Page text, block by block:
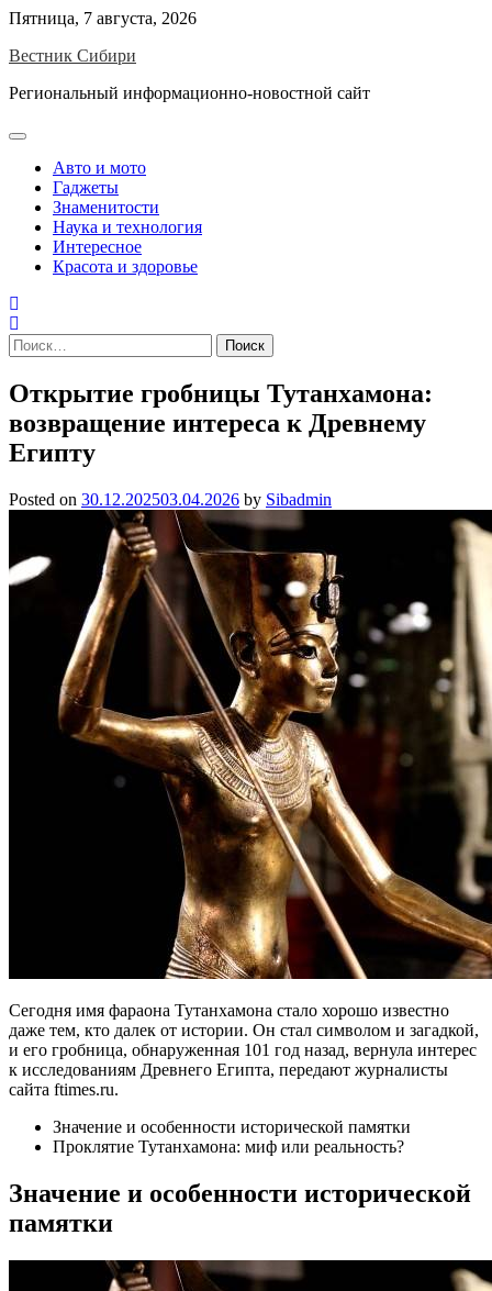
Skip
content
Пятница, 7 августа, 2026
Вестник Сибири
Региональный информационно-новостной сайт
Авто и мото
Гаджеты
Знаменитости
Наука и технология
Интересное
Красота и здоровье
Найти:
Открытие гробницы Тутанхамона:
возвращение интереса к Древнему
Египту
Posted on 30.12.202503.04.2026 by Sibadmin
Сегодня имя фараона Тутанхамона стало хорошо известно
даже тем, кто далек от истории. Он стал символом и загадкой,
и его гробница, обнаруженная 101 год назад, вернула интерес
к исследованиям Древнего Египта, передают журналисты
сайта ftimes.ru.
Значение и особенности исторической памятки
Проклятие Тутанхамона: миф или реальность?
Значение и особенности исторической
памятки